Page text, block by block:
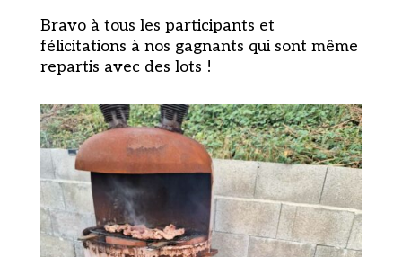
Bravo à tous les participants et
félicitations à nos gagnants qui sont même
repartis avec des lots !